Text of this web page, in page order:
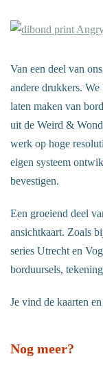
Van een deel van
andere drukkers.
laten maken van
uit de Weird &
werk op hoge
eigen systeem
bevestigen.
Een groeiend deel
ansichtkaart. Zoals
series Utrecht en
borduursels,
Je vind de kaarten
Nog meer?